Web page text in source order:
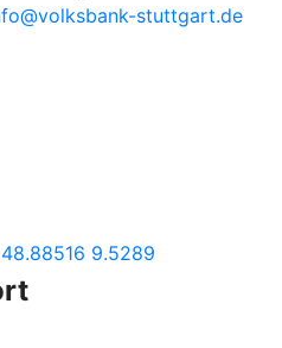
stuttgart.de
48.88516 9.5289